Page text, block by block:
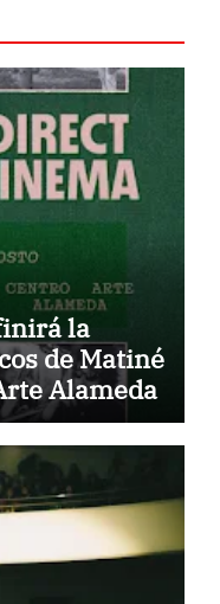
la
de Matiné
Alameda